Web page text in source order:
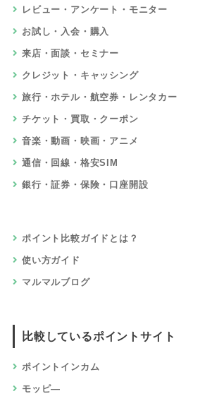
レビュー・アンケート・モニター
お試し・入会・購入
来店・面談・セミナー
クレジット・キャッシング
旅行・ホテル・航空券・レンタカー
チケット・買取・クーポン
音楽・動画・映画・アニメ
通信・回線・格安SIM
銀行・証券・保険・口座開設
ポイント比較ガイドとは？
使い方ガイド
マルマルブログ
比較しているポイントサイト
ポイントインカム
モッピ―